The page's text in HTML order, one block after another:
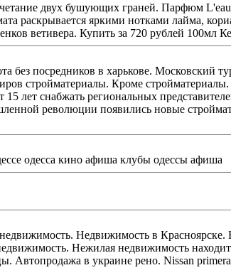
двух бушующих граней. Парфюм
раскрывается яркими нотками лайма,
оставляя после себя послевкусие из бальзамической смеси из кедра и земляно-древесных оттенков ветивера. Купить за 720
Московский туризм. Сегодня мы
Комментарий: афиша одессы концерты в киеве концерт киев концерт органной музыки в одессе одесса кино афиша клубы одессы афиша
Находить